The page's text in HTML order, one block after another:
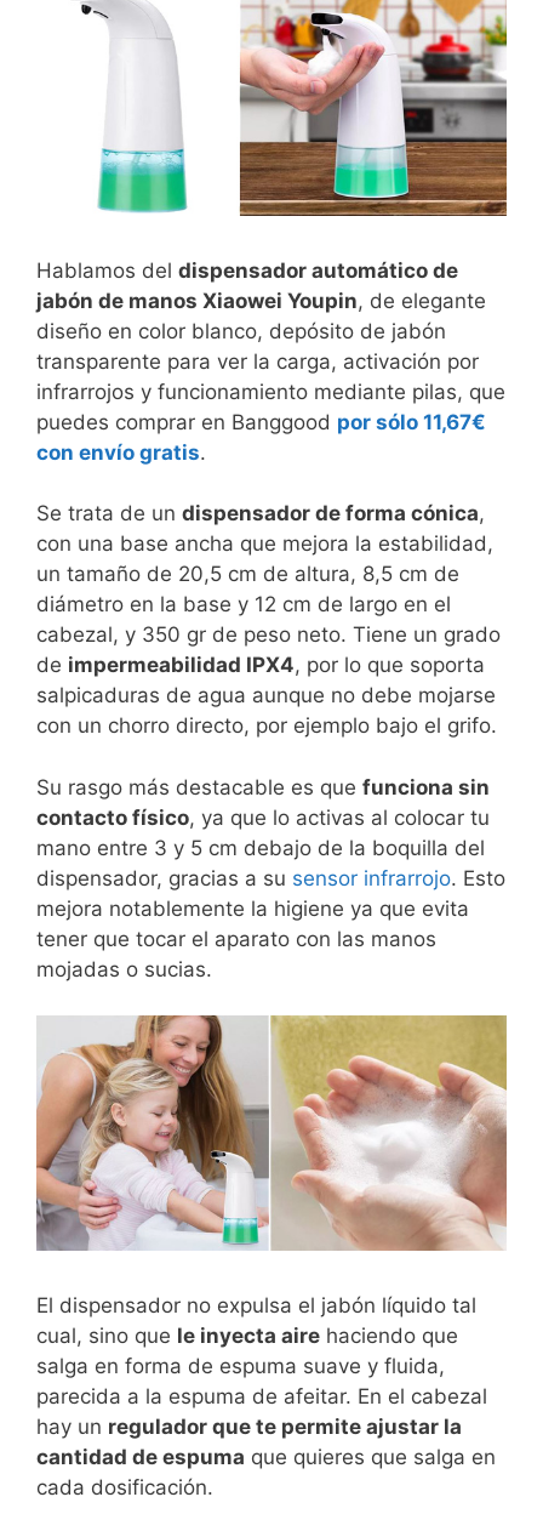
Hablamos del dispensador automático de
jabón de manos Xiaowei Youpin, de elegante
diseño en color blanco, depósito de jabón
transparente para ver la carga, activación por
infrarrojos y funcionamiento mediante pilas, que
puedes comprar en Banggood por sólo 11,67€
con envío gratis.
Se trata de un dispensador de forma cónica,
con una base ancha que mejora la estabilidad,
un tamaño de 20,5 cm de altura, 8,5 cm de
diámetro en la base y 12 cm de largo en el
cabezal, y 350 gr de peso neto. Tiene un grado
de impermeabilidad IPX4, por lo que soporta
salpicaduras de agua aunque no debe mojarse
con un chorro directo, por ejemplo bajo el grifo.
Su rasgo más destacable es que funciona sin
contacto físico, ya que lo activas al colocar tu
mano entre 3 y 5 cm debajo de la boquilla del
dispensador, gracias a su sensor infrarrojo. Esto
mejora notablemente la higiene ya que evita
tener que tocar el aparato con las manos
mojadas o sucias.
El dispensador no expulsa el jabón líquido tal
cual, sino que le inyecta aire haciendo que
salga en forma de espuma suave y fluida,
parecida a la espuma de afeitar. En el cabezal
hay un regulador que te permite ajustar la
cantidad de espuma que quieres que salga en
cada dosificación.